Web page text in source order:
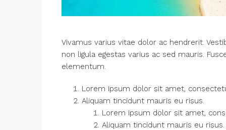
Vivamus varius vitae dolor ac hendrerit.
non ligula egestas varius ac sed mauris.
elementum.
Lorem ipsum dolor sit amet,
Aliquam tincidunt mauris eu risus.
Lorem ipsum dolor sit amet,
Aliquam tincidunt mauris eu risus.